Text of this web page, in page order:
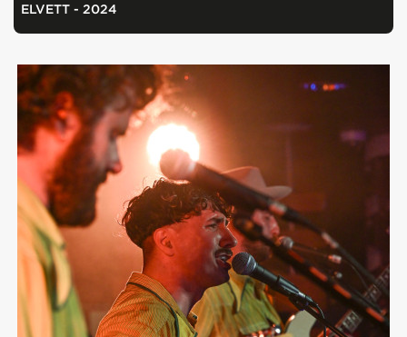
ELVETT - 2024